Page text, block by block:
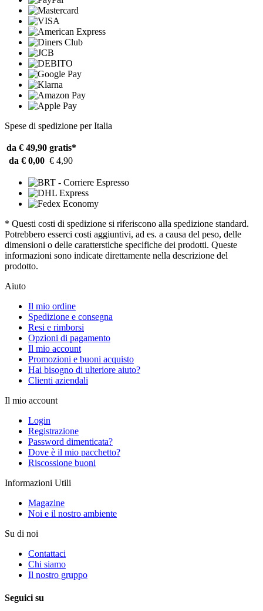
Spese di spedizione per Italia
da € 49,90 gratis*
da € 0,00 € 4,90
* Questi costi di spedizione si riferiscono alla spedizione standard.
Potrebbero esserci costi aggiuntivi, ad es. a causa del peso, delle
dimensioni o delle caratterstiche specifiche dei prodotti. Queste
informazioni sono indicate direttamente nella descrizione del
prodotto.
Aiuto
Il mio ordine
Spedizione e consegna
Resi e rimborsi
Opzioni di pagamento
Il mio account
Promozioni e buoni acquisto
Hai bisogno di ulteriore aiuto?
Clienti aziendali
Il mio account
Login
Registrazione
Password dimenticata?
Dove è il mio pacchetto?
Riscossione buoni
Informazioni Utili
Magazine
Noi e il nostro ambiente
Su di noi
Contattaci
Chi siamo
Il nostro gruppo
Seguici su